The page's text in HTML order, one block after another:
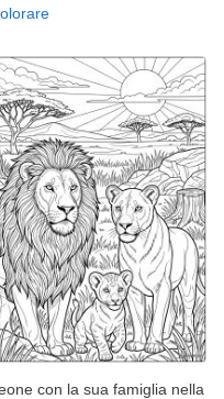
con la sua famiglia nella